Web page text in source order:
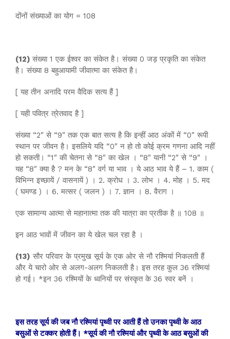
दोंनों संख्याओं का योग = 108
(12) संख्या 1 एक ईश्वर का संकेत है। संख्या 0 जड़ प्रकृति का संकेत
है। संख्या 8 बहुआयामी जीवात्मा का संकेत है।
[ यह तीन अनादि परम वैदिक सत्य हैं ]
[ यही पवित्र त्रेतवाद है ]
संख्या “2″ से “9″ तक एक बात सत्य है कि इन्हीं आठ अंकों में “0″ रूपी
स्थान पर जीवन है। इसलिये यदि “0″ न हो तो कोई क्रम गणना आदि नहीं
हो सकती। “1″ की चेतना से “8″ का खेल । “8″ यानी “2″ से “9″ ।
यह “8″ क्या है ? मन के “8″ वर्ग या भाव । ये आठ भाव ये हैं – 1. काम (
विभिन्न इच्छायें / वासनायें ) । 2. क्रोध । 3. लोभ । 4. मोह । 5. मद
( घमण्ड ) । 6. मत्सर ( जलन ) । 7. ज्ञान । 8. वैराग ।
एक सामान्य आत्मा से महानात्मा तक की यात्रा का प्रतीक है ॥ 108 ॥
इन आठ भावों में जीवन का ये खेल चल रहा है ।
(13) सौर परिवार के प्रमुख सूर्य के एक ओर से नौ रश्मियां निकलती हैं
और ये चारो ओर से अलग-अलग निकलती है। इस तरह कुल 36 रश्मियां
हो गई। *इन 36 रश्मियों के ध्वनियों पर संस्कृत के 36 स्वर बनें ।
इस तरह सूर्य की जब नौ रश्मियां पृथ्वी पर आती हैं तो उनका पृथ्वी के आठ
बसुओं से टक्कर होती हैं। *सूर्य की नौ रश्मियां और पृथ्वी के आठ बसुओं की